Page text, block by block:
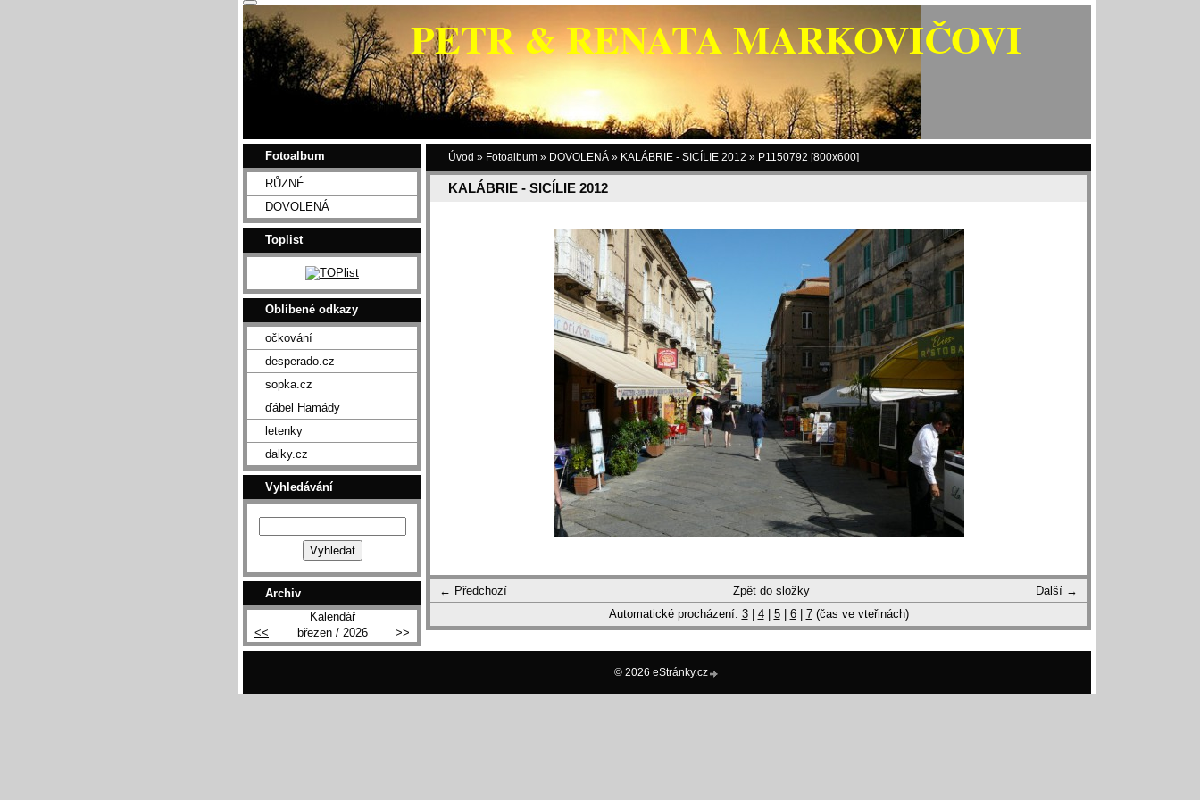
PETR & RENATA MARKOVIČOVI
Úvod » Fotoalbum » DOVOLENÁ » KALÁBRIE - SICÍLIE 2012 » P1150792 [800x600]
KALÁBRIE - SICÍLIE 2012
← Předchozí Další →
Zpět do složky
Automatické procházení: 3| 4| 5| 6| 7(čas ve vteřinách)
Fotoalbum
RŮZNÉ
DOVOLENÁ
Toplist
Oblíbené odkazy
očkování
desperado.cz
sopka.cz
ďábel Hamády
letenky
dalky.cz
Vyhledávání
Archiv
Kalendář
<<
březen / 2026 >>
© 2026 eStránky.cz